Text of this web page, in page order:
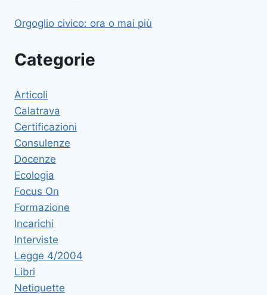
Orgoglio civico: ora o mai più
Categorie
Articoli
Calatrava
Certificazioni
Consulenze
Docenze
Ecologia
Focus On
Formazione
Incarichi
Interviste
Legge 4/2004
Libri
Netiquette